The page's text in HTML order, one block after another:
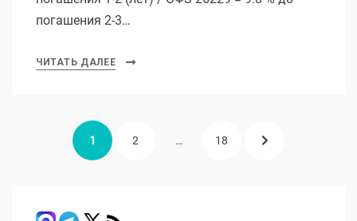
погашения 2-3…
ЧИТАТЬ ДАЛЕЕ
Пагинация
записей
СТРАНИЦА
1 СТРАНИЦА
2 … СТРАНИЦА
18 СЛЕДУЮЩАЯ